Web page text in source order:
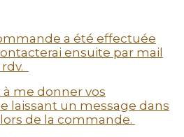
a été effectuée
ensuite par mail
me donner vos
laissant un message dans
de la commande.